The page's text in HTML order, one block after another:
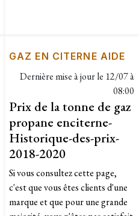
GAZ EN CITERNE AIDE
Dernière mise à jour le 12/07 à
08:00
Prix de la tonne de gaz
propane enciterne-
Historique-des-prix-
2018-2020
​Si vous consultez cette page,
c'est que vous êtes clients d'une
marque et que pour une grande